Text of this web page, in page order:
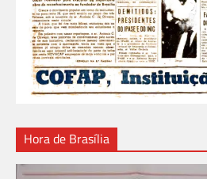
Hora de Brasília